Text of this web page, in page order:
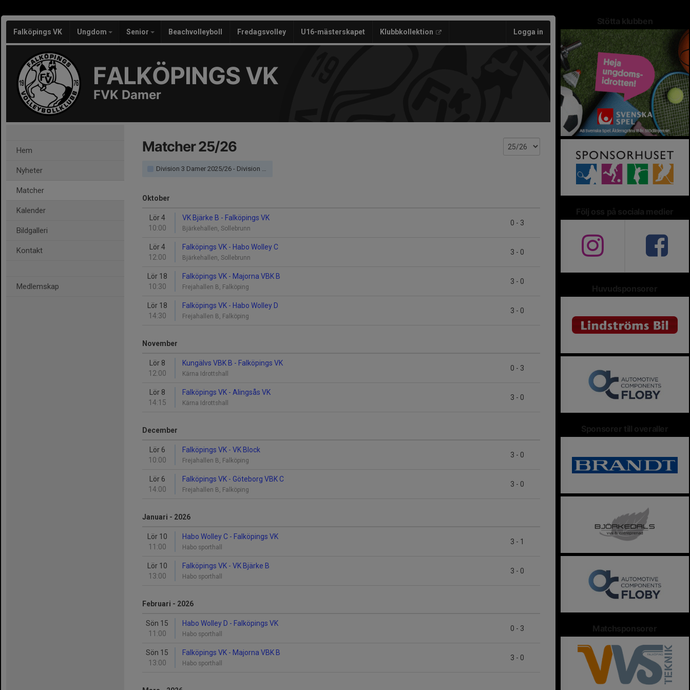
Falköpings VK Ungdom Senior Beachvolleyboll Fredagsvolley U16-mästerskapet Klubbkollektion Logga in
FALKÖPINGS VK
FVK Damer
Hem
Nyheter
Matcher
Kalender
Bildgalleri
Kontakt
Medlemskap
Matcher 25/26
Division 3 Damer 2025/26 - Division 3 Västra - Öst Damer
Oktober
Lör 4
10:00
0 - 3
VK Bjärke B - Falköpings VK
Bjärkehallen, Sollebrunn
Lör 4
12:00
3 - 0
Falköpings VK - Habo Wolley C
Bjärkehallen, Sollebrunn
Lör 18
10:30
3 - 0
Falköpings VK - Majorna VBK B
Frejahallen B, Falköping
Lör 18
14:30
3 - 0
Falköpings VK - Habo Wolley D
Frejahallen B, Falköping
November
Lör 8
12:00
0 - 3
Kungälvs VBK B - Falköpings VK
Kärna Idrottshall
Lör 8
14:15
3 - 0
Falköpings VK - Alingsås VK
Kärna Idrottshall
December
Lör 6
10:00
3 - 0
Falköpings VK - VK Block
Frejahallen B, Falköping
Lör 6
14:00
3 - 0
Falköpings VK - Göteborg VBK C
Frejahallen B, Falköping
Januari - 2026
Lör 10
11:00
3 - 1
Habo Wolley C - Falköpings VK
Habo sporthall
Lör 10
13:00
3 - 0
Falköpings VK - VK Bjärke B
Habo sporthall
Februari - 2026
Sön 15
11:00
0 - 3
Habo Wolley D - Falköpings VK
Habo sporthall
Sön 15
13:00
3 - 0
Falköpings VK - Majorna VBK B
Habo sporthall
Stötta klubben
Följ oss på sociala medier
Huvudsponsorer
Sponsorer till overaller
Matchsponsorer